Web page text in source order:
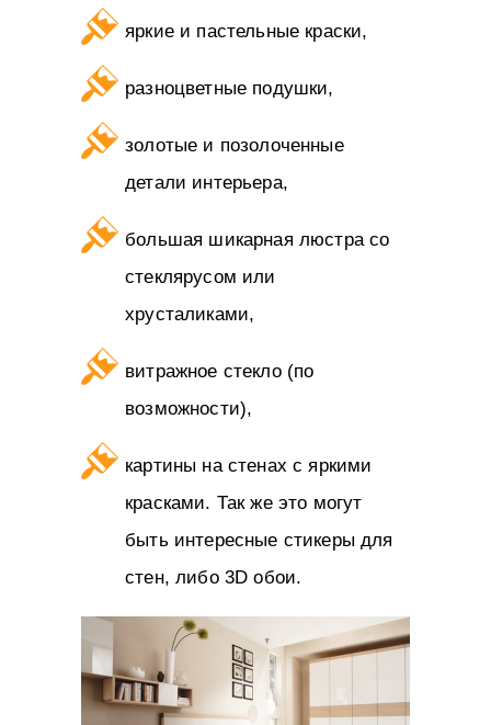
яркие и пастельные краски,
разноцветные подушки,
золотые и позолоченные
детали интерьера,
большая шикарная люстра со
стеклярусом или
хрусталиками,
витражное стекло (по
возможности),
картины на стенах с яркими
красками. Так же это могут
быть интересные стикеры для
стен, либо 3D обои.